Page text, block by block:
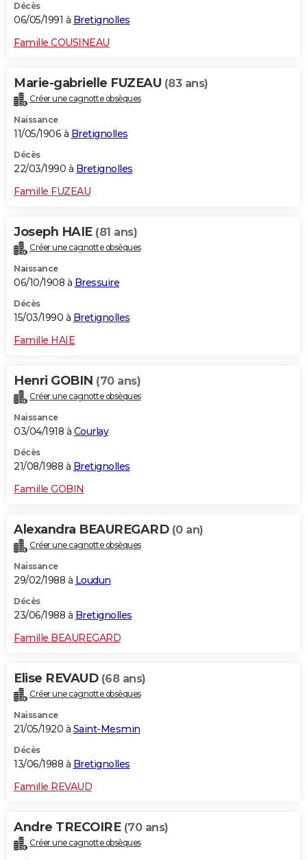
Décès
06/05/1991 à Bretignolles
Famille COUSINEAU
Marie-gabrielle FUZEAU (83 ans)
Créer une cagnotte obsèques
Naissance
11/05/1906 à Bretignolles
Décès
22/03/1990 à Bretignolles
Famille FUZEAU
Joseph HAIE (81 ans)
Créer une cagnotte obsèques
Naissance
06/10/1908 à Bressuire
Décès
15/03/1990 à Bretignolles
Famille HAIE
Henri GOBIN (70 ans)
Créer une cagnotte obsèques
Naissance
03/04/1918 à Courlay
Décès
21/08/1988 à Bretignolles
Famille GOBIN
Alexandra BEAUREGARD (0 an)
Créer une cagnotte obsèques
Naissance
29/02/1988 à Loudun
Décès
23/06/1988 à Bretignolles
Famille BEAUREGARD
Elise REVAUD (68 ans)
Créer une cagnotte obsèques
Naissance
21/05/1920 à Saint-Mesmin
Décès
13/06/1988 à Bretignolles
Famille REVAUD
Andre TRECOIRE (70 ans)
Créer une cagnotte obsèques